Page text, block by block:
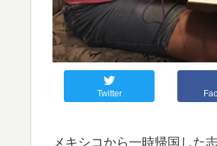
Twitter
メキシコから一時帰国した